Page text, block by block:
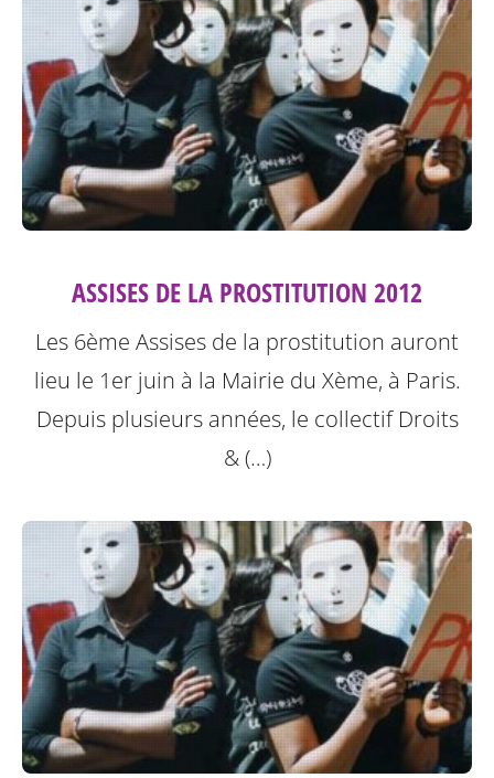
ASSISES DE LA PROSTITUTION 2012
Les 6ème Assises de la prostitution auront
lieu le 1er juin à la Mairie du Xème, à Paris.
Depuis plusieurs années, le collectif Droits
& (…)